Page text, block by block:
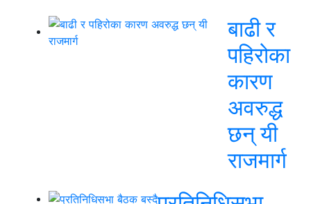
बाढी र
पहिरोका
कारण
अवरुद्ध
छन् यी
राजमार्ग